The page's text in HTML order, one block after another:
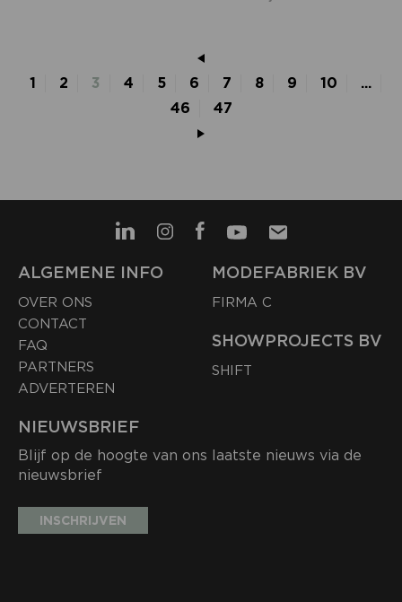
1 2 3 4 5 6 7 8 9 10
...
46
47
ALGEMENE INFO
OVER ONS
CONTACT
FAQ
PARTNERS
ADVERTEREN
MODEFABRIEK BV
FIRMA C
SHOWPROJECTS BV
SHIFT
NIEUWSBRIEF
Blijf op de hoogte van ons laatste nieuws via de
nieuwsbrief
INSCHRIJVEN